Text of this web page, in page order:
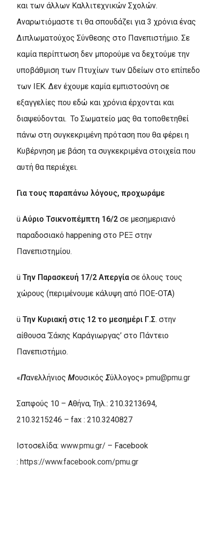
και των άλλων Καλλιτεχνικών Σχολών.
Αναρωτιόμαστε τι θα σπουδάζει για 3 χρόνια ένας
Διπλωματούχος Σύνθεσης στο Πανεπιστήμιο. Σε
καμία περίπτωση δεν μπορούμε να δεχτούμε την
υποβάθμιση των Πτυχίων των Ωδείων στο επίπεδο
των ΙΕΚ. Δεν έχουμε καμία εμπιστοσύνη σε
εξαγγελίες που εδώ και χρόνια έρχονται και
διαψεύδονται. Το Σωματείο μας θα τοποθετηθεί
πάνω στη συγκεκριμένη πρόταση που θα φέρει η
Κυβέρνηση με βάση τα συγκεκριμένα στοιχεία που
αυτή θα περιέχει.
Για τους παραπάνω λόγους, προχωράμε
ü Αύριο Τσικνοπέμπτη 16/2σε μεσημεριανό
παραδοσιακό happening στο ΡΕΞ στην
Πανεπιστημίου.
ü Την Παρασκευή 17/2 Απεργίασε όλους τους
χώρους (περιμένουμε κάλυψη από ΠΟΕ-ΟΤΑ)
ü Την Κυριακή στις 12 το μεσημέρι Γ.Σ. στην
αίθουσα ‘Σάκης Καράγιωργας’ στο Πάντειο
Πανεπιστήμιο.
«Πανελλήνιος ΜουσικόςΣύλλογος» pmu@pmu.gr
Σαπφούς 10 – Αθήνα, Τηλ.: 210.3213694,
210.3215246 – fax : 210.3240827
Ιστοσελίδα: www.pmu.gr/ – Facebook
: https://www.facebook.com/pmu.gr